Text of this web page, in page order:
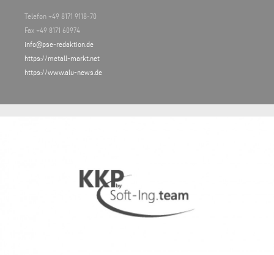
Telefon +49 8171 9118-70
Fax +49 8171 60974
info@pse-redaktion.de
https://metall-markt.net
https://www.alu-news.de